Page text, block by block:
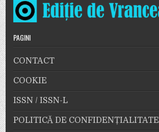
PAGINI
CONTACT
COOKIE
ISSN / ISSN-L
POLITICĂ DE CONFIDENȚIALITATE